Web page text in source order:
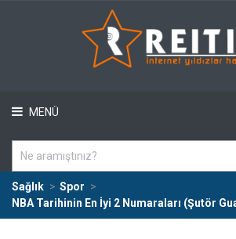
MENÜ
Sağlık
Spor
NBA Tarihinin En İyi 2 Numaraları (Şutör